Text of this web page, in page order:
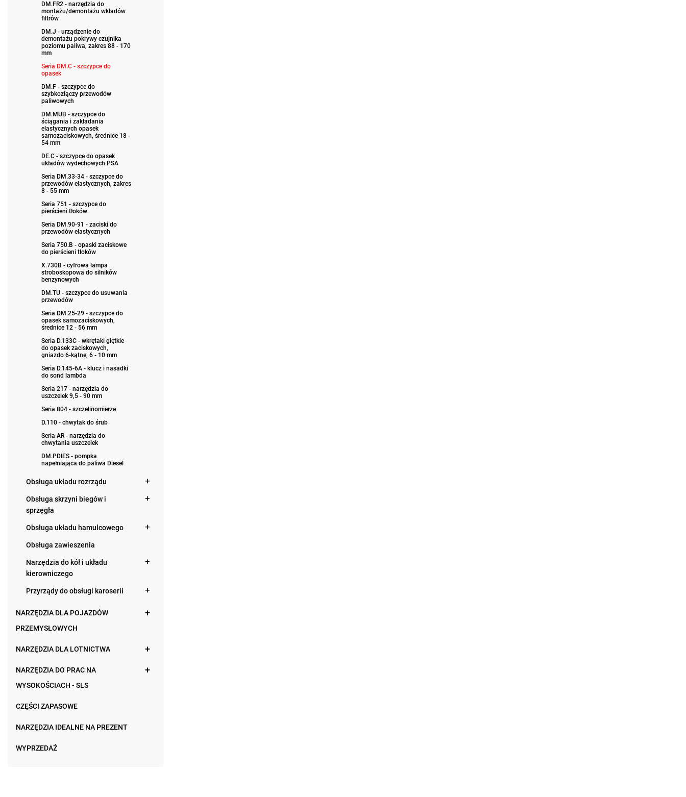
DM.FR2 - narzędzia do
montażu/demontażu wkładów
filtrów
DM.J - urządzenie do
demontażu pokrywy czujnika
poziomu paliwa, zakres 88 - 170
mm
Seria DM.C - szczypce do
opasek
DM.F - szczypce do
szybkozłączy przewodów
paliwowych
DM.MUB - szczypce do
ściągania i zakładania
elastycznych opasek
samozaciskowych, średnice 18 -
54 mm
DE.C - szczypce do opasek
układów wydechowych PSA
Seria DM.33-34 - szczypce do
przewodów elastycznych, zakres
8 - 55 mm
Seria 751 - szczypce do
pierścieni tłoków
Seria DM.90-91 - zaciski do
przewodów elastycznych
Seria 750.B - opaski zaciskowe
do pierścieni tłoków
X.730B - cyfrowa lampa
stroboskopowa do silników
benzynowych
DM.TU - szczypce do usuwania
przewodów
Seria DM.25-29 - szczypce do
opasek samozaciskowych,
średnice 12 - 56 mm
Seria D.133C - wkrętaki giętkie
do opasek zaciskowych,
gniazdo 6-kątne, 6 - 10 mm
Seria D.145-6A - klucz i nasadki
do sond lambda
Seria 217 - narzędzia do
uszczelek 9,5 - 90 mm
Seria 804 - szczelinomierze
D.110 - chwytak do śrub
Seria AR - narzędzia do
chwytania uszczelek
DM.PDIES - pompka
napełniająca do paliwa Diesel
Obsługa układu rozrządu
Obsługa skrzyni biegów i
sprzęgła
Obsługa układu hamulcowego
Obsługa zawieszenia
Narzędzia do kół i układu
kierowniczego
Przyrządy do obsługi karoserii
NARZĘDZIA DLA POJAZDÓW
PRZEMYSŁOWYCH
NARZĘDZIA DLA LOTNICTWA
NARZĘDZIA DO PRAC NA
WYSOKOŚCIACH - SLS
CZĘŚCI ZAPASOWE
NARZĘDZIA IDEALNE NA PREZENT
WYPRZEDAŻ